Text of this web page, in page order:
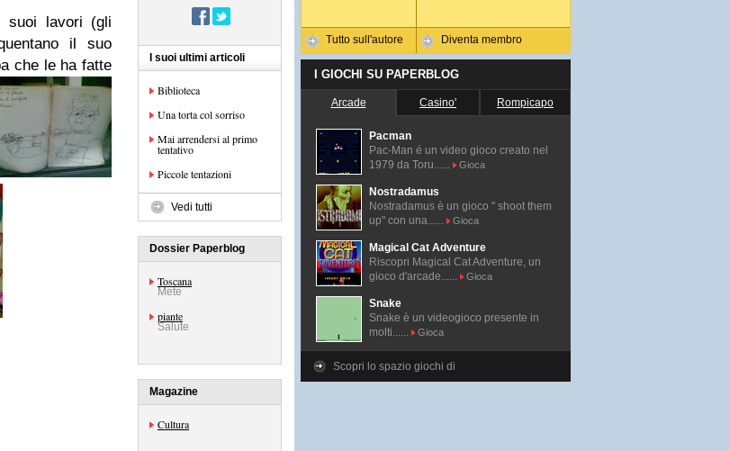
suoi lavori (gli
il suo
che le ha fatte I suoi ultimi articoli
Biblioteca
Una torta col sorriso
Mai arrendersi al primo
tentativo
Piccole tentazioni
Vedi tutti
Dossier Paperblog
Toscana
Mete
piante
Salute
Magazine
Cultura
Tutto sull'autore Diventa membro
I GIOCHI SU PAPERBLOG
Arcade Casino' Rompicapo
Pacman
Pac-Man é un video gioco creato nel
1979 da Toru......
Gioca
Nostradamus
Nostradamus è un gioco " shoot them
up" con una......
Gioca
Magical Cat Adventure
Riscopri Magical Cat Adventure, un
gioco d'arcade......
Gioca
Snake
Snake è un videogioco presente in
molti......
Gioca
Scopri lo spazio giochi di